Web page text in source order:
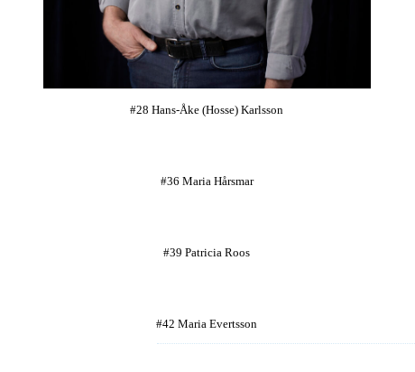
#28 Hans-Åke (Hosse) Karlsson
#36 Maria Hårsmar
#39 Patricia Roos
#42 Maria Evertsson